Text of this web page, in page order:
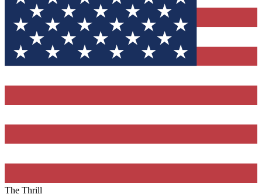
The Thrill